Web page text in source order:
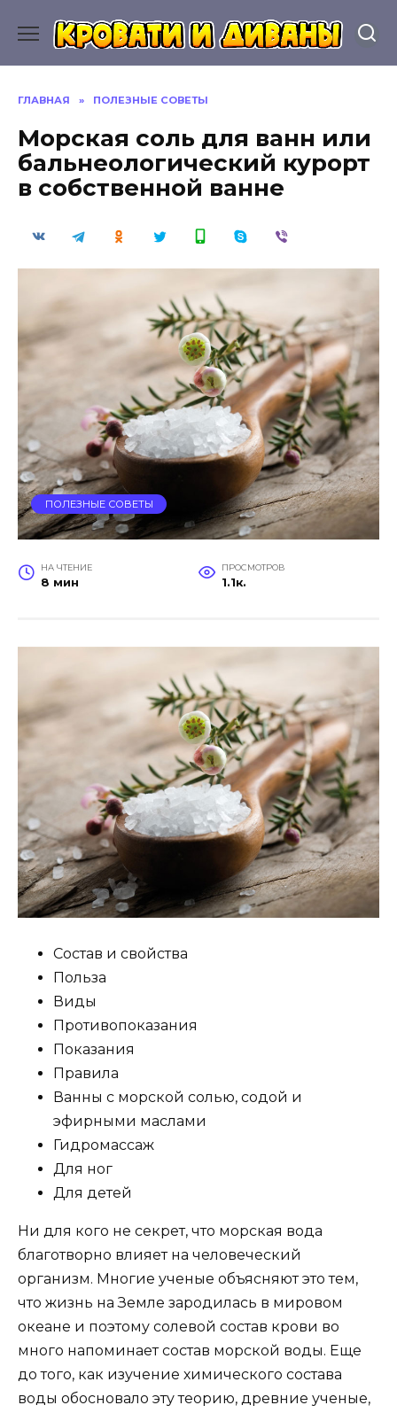
содержанию
ГЛАВНАЯ » ПОЛЕЗНЫЕ СОВЕТЫ
Морская соль для ванн или
бальнеологический курорт
в собственной ванне
ПОЛЕЗНЫЕ СОВЕТЫ
НА ЧТЕНИЕ
8 мин
ПРОСМОТРОВ
1.1к.
Состав и свойства
Польза
Виды
Противопоказания
Показания
Правила
Ванны с морской солью, содой и
эфирными маслами
Гидромассаж
Для ног
Для детей
Ни для кого не секрет, что морская вода
благотворно влияет на человеческий
организм. Многие ученые объясняют это тем,
что жизнь на Земле зародилась в мировом
океане и поэтому солевой состав крови во
много напоминает состав морской воды. Еще
до того, как изучение химического состава
воды обосновало эту теорию, древние ученые,